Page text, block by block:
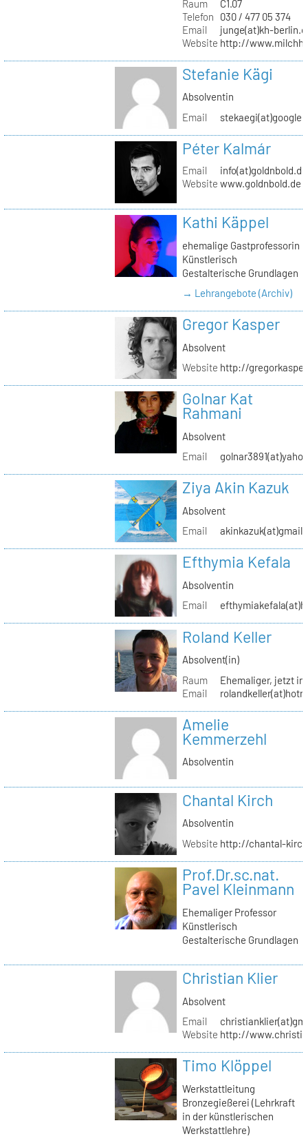
Raum
C1.07
Telefon
030 / 477 05 374
Email
junge(at)kh-
Website http://
Stefanie Kägi
Absolventin
Email
Péter Kalmár
Email
info(at)goldnbold.de
Website www.goldnbold.de
Kathi Käppel
ehemalige Gastprofessorin
Künstlerisch
Gestalterische Grundlagen
→ Lehrangebote (Archiv)
Gregor Kasper
Absolvent
Website http://
Golnar Kat
Rahmani
Absolvent
Email
Ziya Akin Kazuk
Absolvent
Email
Efthymia Kefala
Absolventin
Email
Roland Keller
Absolvent(in)
Raum
Ehemaliger, jetzt in
Email
Amelie
Kemmerzehl
Absolventin
Chantal Kirch
Absolventin
Website http://chantal-
Prof.Dr.sc.nat.
Pavel Kleinmann
Ehemaliger Professor
Künstlerisch
Gestalterische Grundlagen
Christian Klier
Absolvent
Email
Website http://
Timo Klöppel
Werkstattleitung
Bronzegießerei (Lehrkraft
in der künstlerischen
Werkstattlehre)